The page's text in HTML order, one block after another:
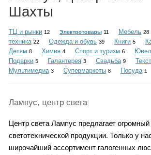
Инфо
Карты
Шахты
ТЦ и рынки 12 Электротовары 11 Мебель 28
техника 22 Одежда и обувь 39 Книги 5
Детям 8 Химия 4 Спорт и туризм 6
Подарки 5 Галантерея 3 Свадьба 9
Мультимедиа 3 Супермаркеты 8 Посуда 1
Лампус, центр света
Центр света Лампус предлагает
светотехнической продукции. Только у
широчайший ассортимент галогенных